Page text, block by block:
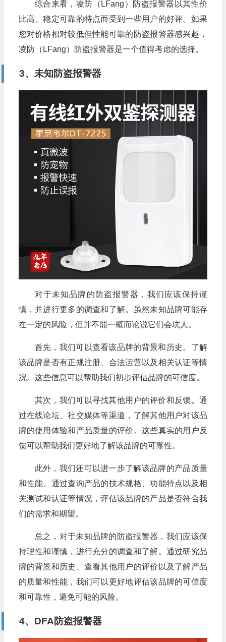
综合来看，凌防（LFang）防盗报警器以其性价
比高、稳定可靠的特点而受到一些用户的好评。如果
您对价格相对较低但性能可靠的防盗报警器感兴趣，
凌防（LFang）防盗报警器是一个值得考虑的选择。
3、未知防盗报警器
对于未知品牌的防盗报警器，我们应该保持谨
慎，并进行更多的调查和了解。虽然未知品牌可能存
在一定的风险，但并不能一概而论说它们会坑人。
首先，我们可以查看该品牌的背景和历史。了解
该品牌是否有正规注册、合法运营以及相关认证等情
况。这些信息可以帮助我们初步评估品牌的可信度。
其次，我们可以寻找其他用户的评价和反馈。通
过在线论坛、社交媒体等渠道，了解其他用户对该品
牌的使用体验和产品质量的评价。这些真实的用户反
馈可以帮助我们更好地了解该品牌的可靠性。
此外，我们还可以进一步了解该品牌的产品质量
和性能。通过查询产品的技术规格、功能特点以及相
关测试和认证等情况，评估该品牌的产品是否符合我
们的需求和期望。
总之，对于未知品牌的防盗报警器，我们应该保
持理性和谨慎，进行充分的调查和了解。通过研究品
牌的背景和历史、查看其他用户的评价以及了解产品
的质量和性能，我们可以更好地评估该品牌的可信度
和可靠性，避免可能的风险。
4、DFA防盗报警器